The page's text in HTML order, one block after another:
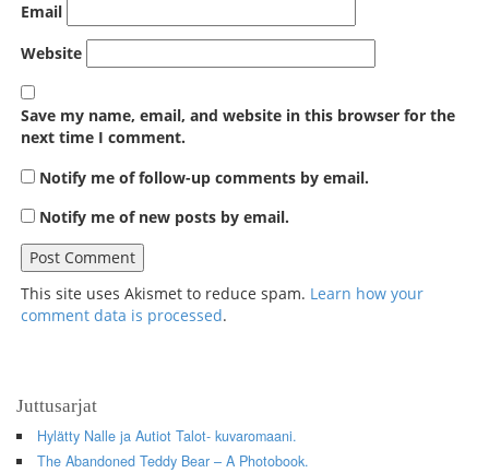
Email
Website
Save my name, email, and website in this browser for the
next time I comment.
Notify me of follow-up comments by email.
Notify me of new posts by email.
This site uses Akismet to reduce spam. Learn how your
comment data is processed.
Juttusarjat
Hylätty Nalle ja Autiot Talot- kuvaromaani.
The Abandoned Teddy Bear – A Photobook.